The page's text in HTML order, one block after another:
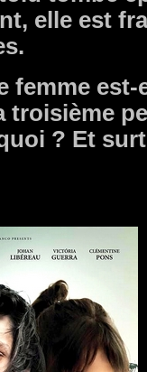
elle est
femme
troisième
? Et